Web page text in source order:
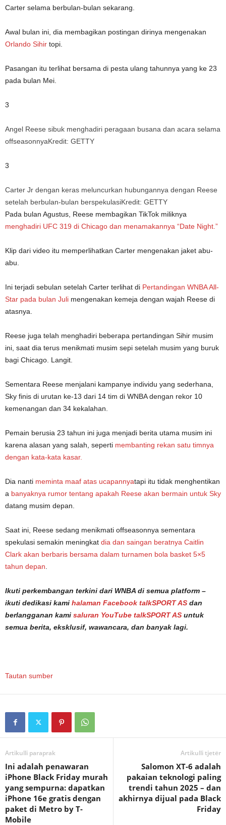
Carter selama berbulan-bulan sekarang.
Awal bulan ini, dia membagikan postingan dirinya mengenakan
Orlando Sihir topi.
Pasangan itu terlihat bersama di pesta ulang tahunnya yang ke 23
pada bulan Mei.
3
Angel Reese sibuk menghadiri peragaan busana dan acara selama
offseasonnyaKredit: GETTY
3
Carter Jr dengan keras meluncurkan hubungannya dengan Reese
setelah berbulan-bulan berspekulasiKredit: GETTY
Pada bulan Agustus, Reese membagikan TikTok miliknya
menghadiri UFC 319 di Chicago dan menamakannya “Date Night.”
Klip dari video itu memperlihatkan Carter mengenakan jaket abu-
abu.
Ini terjadi sebulan setelah Carter terlihat di Pertandingan WNBA All-
Star pada bulan Juli mengenakan kemeja dengan wajah Reese di
atasnya.
Reese juga telah menghadiri beberapa pertandingan Sihir musim
ini, saat dia terus menikmati musim sepi setelah musim yang buruk
bagi Chicago. Langit
Sementara Reese menjalani kampanye individu yang sederhana,
Sky finis di urutan ke-13 dari 14 tim di WNBA dengan rekor 10
kemenangan dan 34 kekalahan.
Pemain berusia 23 tahun ini juga menjadi berita utama musim ini
karena alasan yang salah, seperti membanting rekan satu timnya
dengan kata-kata kasar.
Dia nanti meminta maaf atas ucapannyatapi itu tidak menghentikan
a banyaknya rumor tentang apakah Reese akan bermain untuk Sky
datang musim depan.
Saat ini, Reese sedang menikmati offseasonnya sementara
spekulasi semakin meningkat dia dan saingan beratnya Caitlin
Clark akan berbaris bersama dalam turnamen bola basket 5×5
tahun depan
Ikuti perkembangan terkini dari WNBA di semua platform –
ikuti dedikasi kami halaman Facebook talkSPORT AS dan
berlangganan kami saluran YouTube talkSPORT AS untuk
semua berita, eksklusif, wawancara, dan banyak lagi.
Tautan sumber
Artikulli paraprak
Ini adalah penawaran
iPhone Black Friday murah
yang sempurna: dapatkan
iPhone 16e gratis dengan
paket di Metro by T-
Mobile
Artikulli tjetër
Salomon XT-6 adalah
pakaian teknologi paling
trendi tahun 2025 – dan
akhirnya dijual pada Black
Friday